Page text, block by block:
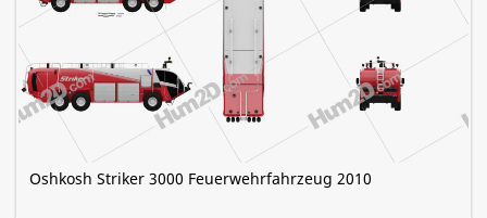
Oshkosh Striker 3000 Feuerwehrfahrzeug 2010